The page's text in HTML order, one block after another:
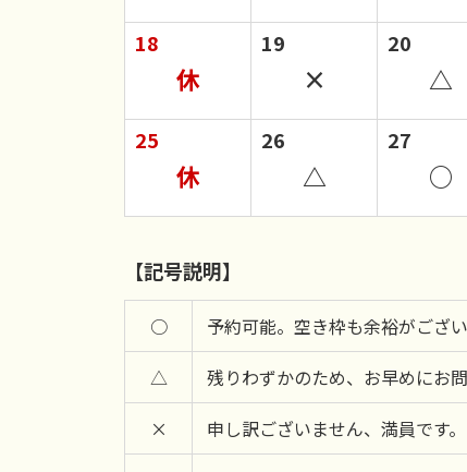
18
休
19
×
20
△
25
休
26
△
27
○
【記号説明】
○
予約可能。空き枠も余裕がござい
△
残りわずかのため、お早めにお
×
申し訳ございません、満員です。